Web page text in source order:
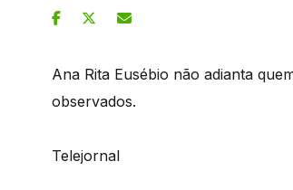
Ana Rita Eusébio não adianta
observados.
Telejornal